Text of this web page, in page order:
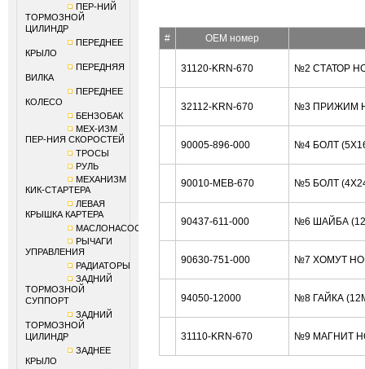
ПЕР-НИЙ
ТОРМОЗНОЙ
ЦИЛИНДР
ПЕРЕДНЕЕ
КРЫЛО
ПЕРЕДНЯЯ
ВИЛКА
ПЕРЕДНЕЕ
КОЛЕСО
БЕНЗОБАК
МЕХ-ИЗМ
ПЕР-НИЯ СКОРОСТЕЙ
ТРОСЫ
РУЛЬ
МЕХАНИЗМ
КИК-СТАРТЕРА
ЛЕВАЯ
КРЫШКА КАРТЕРА
МАСЛОНАСОС
РЫЧАГИ
УПРАВЛЕНИЯ
РАДИАТОРЫ
ЗАДНИЙ
ТОРМОЗНОЙ
СУППОРТ
ЗАДНИЙ
ТОРМОЗНОЙ
ЦИЛИНДР
ЗАДНЕЕ
КРЫЛО
# OEM номер
31120-KRN-670 №2 СТАТОР
32112-KRN-670 №3 ПРИЖИМ
90005-896-000 №4 БОЛТ
90010-MEB-670 №5 БОЛТ
90437-611-000 №6 ШАЙБА
90630-751-000 №7 ХОМУТ
94050-12000 №8 ГАЙКА
31110-KRN-670 №9 МАГНИТ